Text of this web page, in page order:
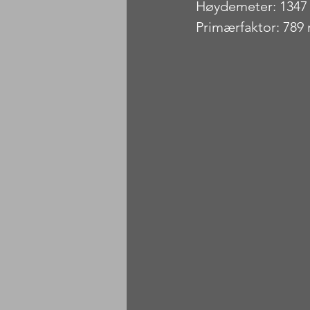
Høydemeter:
Primærfaktor: 789